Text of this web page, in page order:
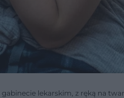
lekarskim, z ręką na